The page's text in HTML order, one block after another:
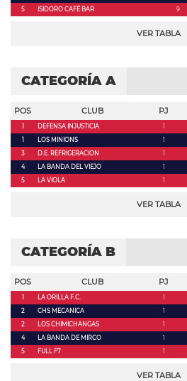
5
ISIDORO CAFÉ BAR 9
VER TABLA
CATEGORÍA A
POS CLUB PJ
1 DEFENSA INJUSTICIA 1
1
LOS MINIONS 1
3
D.E. REFRIGERACION 1
4
LA BANDA DEL VIEJO 1
5
LA VIOLA 1
VER TABLA
CATEGORÍA B
POS CLUB PJ
1 LA ORILLA F.C. 1
2
CHS MECANICA 1
2
LOS CHIMICHANGAS 1
4
LA BANDA DE MIRCO 1
5
FULL F7 1
VER TABLA